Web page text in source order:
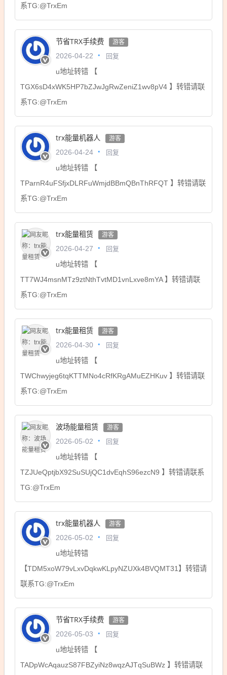
系TG:@TrxEm
节省TRX手续费 游客
2026-04-22 回复
u地址转错 【
TGX6sD4xWK5HP7bZJwJgRwZeniZ1wv8pV4 】转错请联
系TG:@TrxEm
trx能量机器人 游客
2026-04-24 回复
u地址转错 【
TParnR4uFSfjxDLRFuWmjdBBmQBnThRFQT 】转错请联
系TG:@TrxEm
trx能量租赁 游客
2026-04-27 回复
u地址转错 【
TT7WJ4msnMTz9ztNthTvtMD1vnLxve8mYA 】转错请联
系TG:@TrxEm
trx能量租赁 游客
2026-04-30 回复
u地址转错 【
TWChwyjeg6tqKTTMNo4cRfKRgAMuEZHKuv 】转错请联
系TG:@TrxEm
波场能量租赁 游客
2026-05-02 回复
u地址转错 【
TZJUeQptjbX92SuSUjQC1dvEqhS96ezcN9 】转错请联系
TG:@TrxEm
trx能量机器人 游客
2026-05-02 回复
u地址转错
【TDM5xoW79vLxvDqkwKLpyNZUXk4BVQMT31】转错请
联系TG:@TrxEm
节省TRX手续费 游客
2026-05-03 回复
u地址转错 【
TADpWcAqauzS87FBZyiNz8wqzAJTqSuBWz 】转错请联